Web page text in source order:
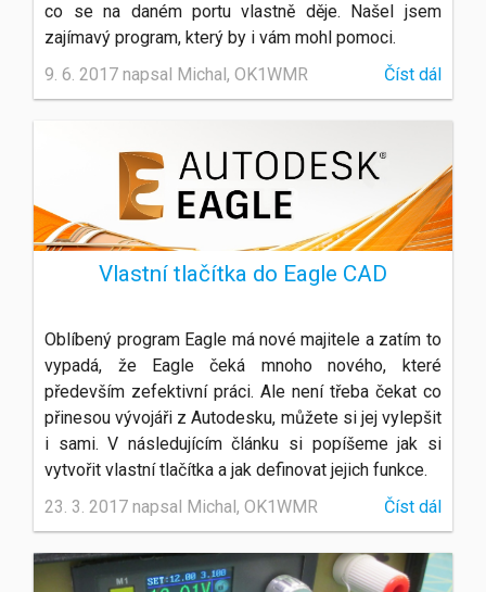
co se na daném portu vlastně děje. Našel jsem
zajímavý program, který by i vám mohl pomoci.
9. 6. 2017 napsal Michal, OK1WMR
Číst dál
Vlastní tlačítka do Eagle CAD
Oblíbený program Eagle má nové majitele a zatím to
vypadá, že Eagle čeká mnoho nového, které
především zefektivní práci. Ale není třeba čekat co
přinesou vývojáři z Autodesku, můžete si jej vylepšit
i sami. V následujícím článku si popíšeme jak si
vytvořit vlastní tlačítka a jak definovat jejich funkce.
23. 3. 2017 napsal Michal, OK1WMR
Číst dál